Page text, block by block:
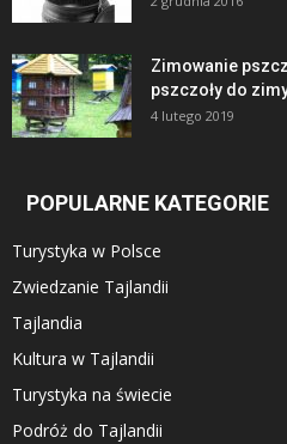
Zimowanie
pszczoły do
4 lutego 2019
POPULARNE KATEGORIE
Turystyka w Polsce
Zwiedzanie Tajlandii
Tajlandia
Kultura w Tajlandii
Turystyka na świecie
Podróż do Tajlandii